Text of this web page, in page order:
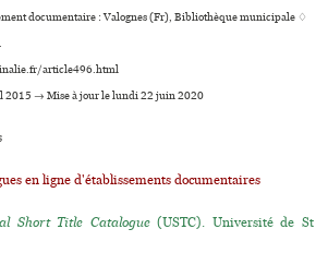
documentaire : Valognes (Fr), Bibliothèque muni­ci­pale ♢
article496.html
2015 → Mise à jour le lundi 22 juin 2020
en ligne d'établissements documentaires
Short Title Catalogue(USTC). Université de St